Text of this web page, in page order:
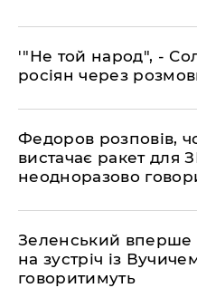
​'"Не той народ", -
росіян через
​Федоров розповів,
вистачає ракет для
неодноразово
​Зеленський вперше
на зустріч із
говоритимуть